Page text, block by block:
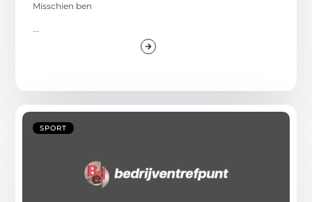
Misschien ben
SPORT